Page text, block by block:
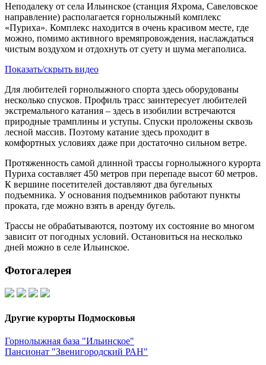
Неподалеку от села Ильинское (станция Яхрома, Савеловское
направление) располагается горнолыжный комплекс
«Пуриха». Комплекс находится в очень красивом месте, где
можно, помимо активного времяпровождения, наслаждаться
чистым воздухом и отдохнуть от суету и шума мегаполиса.
Показать/скрыть видео
Для любителей горнолыжного спорта здесь оборудованы
несколько спусков. Профиль трасс заинтересует любителей
экстремального катания – здесь в изобилии встречаются
природные трамплины и уступы. Спуски проложены сквозь
лесной массив. Поэтому катание здесь проходит в
комфортных условиях даже при достаточно сильном ветре.
Протяженность самой длинной трассы горнолыжного курорта
Пуриха составляет 450 метров при перепаде высот 60 метров.
К вершине посетителей доставляют два бугельных
подъемника. У основания подъемников работают пункты
проката, где можно взять в аренду бугель.
Трассы не обрабатываются, поэтому их состояние во многом
зависит от погодных условий. Остановиться на несколько
дней можно в селе Ильинское.
Фотогалерея
Другие курорты Подмосковья
Горнолыжная база "Ильинское"
Пансионат "Звенигородский РАН"